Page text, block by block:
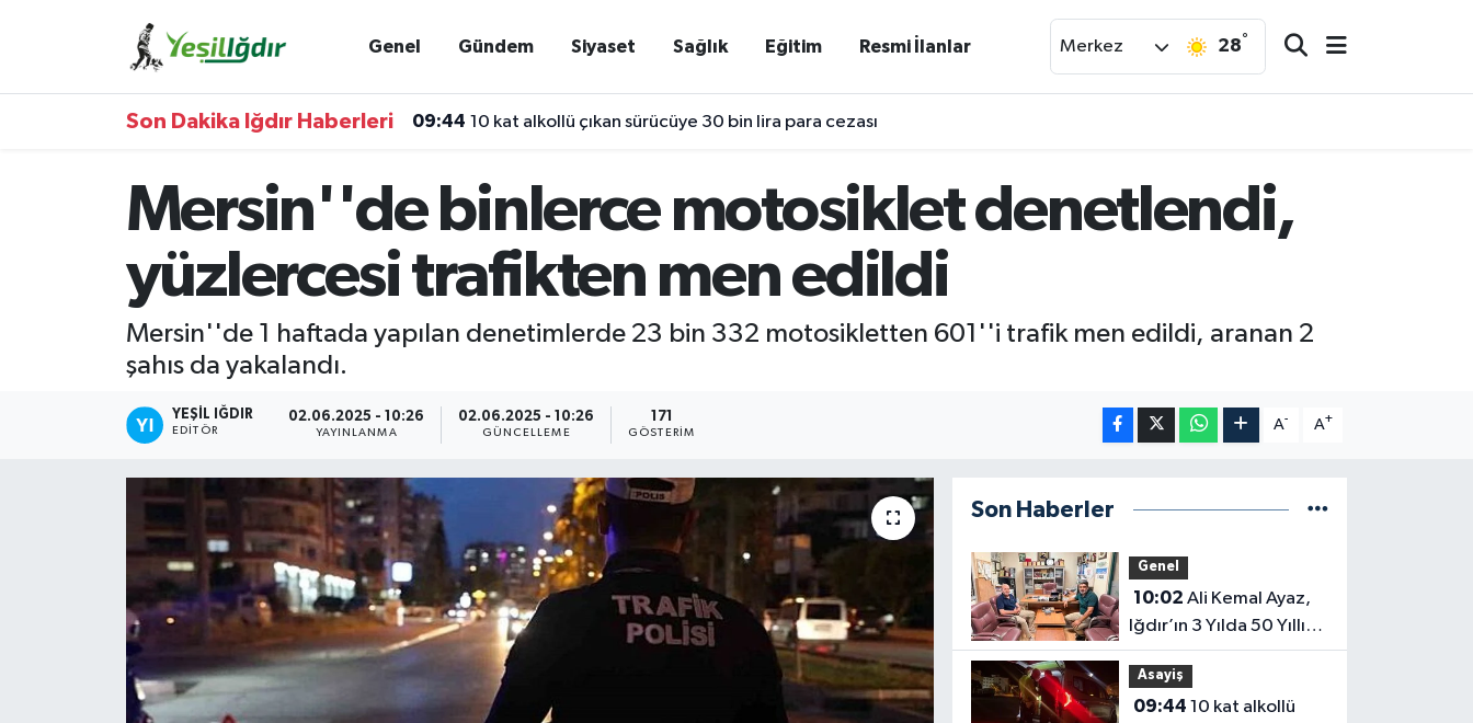
Genel Gündem Siyaset Sağlık Eğitim Resmi İlanlar Merkez 28°
Son Dakika Iğdır Haberleri 09:44 10 kat alkollü çıkan sürücüye 30 bin lira para cezası
Mersin''de binlerce motosiklet denetlendi,
yüzlercesi trafikten men edildi
Mersin''de 1 haftada yapılan denetimlerde 23 bin 332 motosikletten 601''i trafik men edildi, aranan 2
şahıs da yakalandı.
YEŞIL IĞDIR
EDITÖR
02.06.2025 - 10:26
YAYINLANMA
02.06.2025 - 10:26
GÜNCELLEME
171
GÖSTERIM
A- A+
Son Haberler
Genel
10:02
Iğdır’ın 3 Yılda 50 Yıllık
Sorununu Çözdük
Asayiş
09:44
İğdir Namaz Vakitleri
Iğdır Trafik Yoğunluk Haritası
Süper Lig Puan Durumu ve Fikstür
Tüm Manşetler
Son Dakika Haberleri
Haber Arşivi